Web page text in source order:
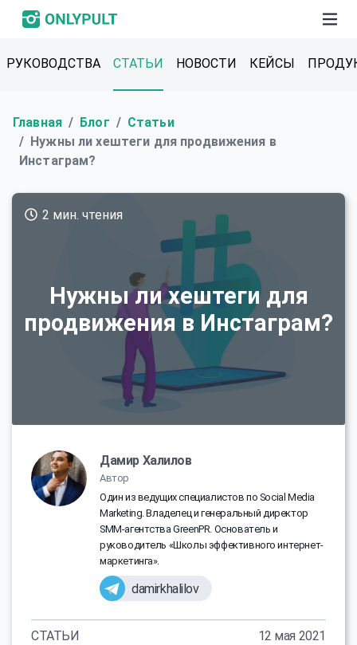
РУКОВОДСТВА СТАТЬИ НОВОСТИ КЕЙСЫ
Главная Блог
Статьи
Нужны ли хештеги для продвижения в
Инстаграм?
Нужны ли хештеги для
продвижения в Инстаграм?
2 мин. чтения
Дамир Халилов
Автор
Один из ведущих специалистов по Social Media
Marketing. Владелец и генеральный директор
SMM-агентства GreenPR. Основатель и
руководитель «Школы эффективного интернет-
маркетинга».
damirkhalilov
СТАТЬИ 12 мая 2021